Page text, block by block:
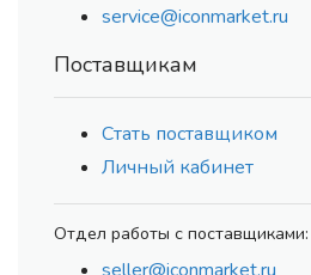
service@iconmarket.ru
Поставщикам
Стать поставщиком
Личный кабинет
Отдел работы с поставщиками: